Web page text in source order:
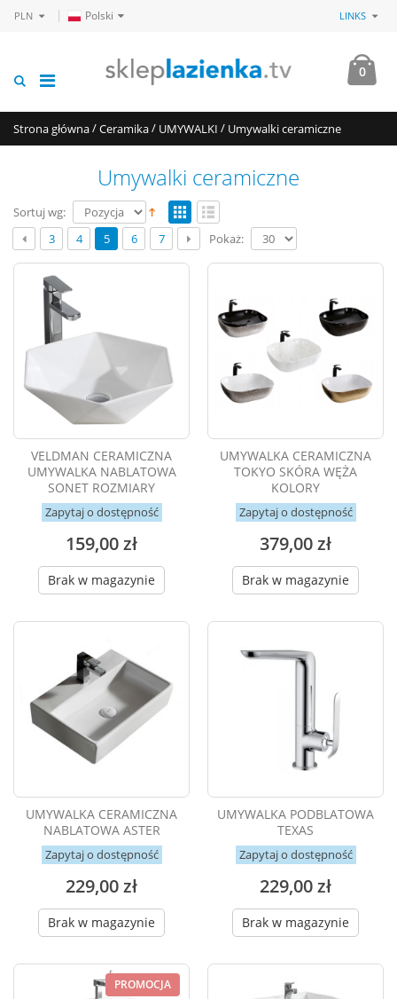
PLN Polski LINKS
0
Strona główna/Ceramika/ UMYWALKI / Umywalki ceramiczne
Umywalki ceramiczne
Sortuj wg:
3
4 5 6 7 Pokaż:
VELDMAN CERAMICZNA
UMYWALKA NABLATOWA
SONET ROZMIARY
Zapytaj o dostępność
159,00 zł
Brak w magazynie
UMYWALKA CERAMICZNA
TOKYO SKÓRA WĘŻA
KOLORY
Zapytaj o dostępność
379,00 zł
Brak w magazynie
UMYWALKA CERAMICZNA
NABLATOWA ASTER
Zapytaj o dostępność
229,00 zł
Brak w magazynie
UMYWALKA PODBLATOWA
TEXAS
Zapytaj o dostępność
229,00 zł
Brak w magazynie
PROMOCJA